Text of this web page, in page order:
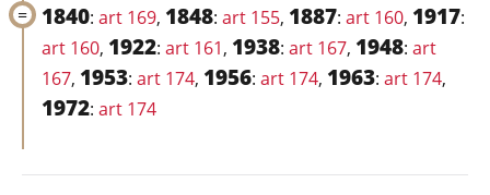
1840: art 169, 1848: art 155, 1887: art 160, 1917:
art 160, 1922: art 161, 1938: art 167, 1948: art
167, 1953: art 174, 1956: art 174, 1963: art 174,
1972: art 174